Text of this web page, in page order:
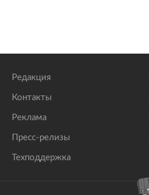
Редакция
Контакты
Реклама
Пресс-релизы
Техподдержка